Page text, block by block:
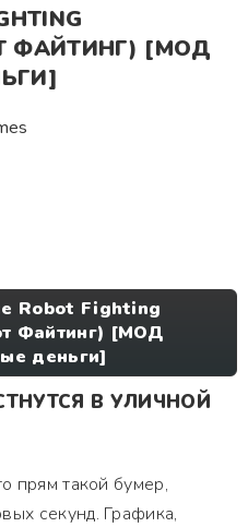
ФАЙТИНГ) [МОД
Robot Fighting
Файтинг) [МОД
деньги]
В УЛИЧНОЙ
прям такой бумер,
секунд. Графика,